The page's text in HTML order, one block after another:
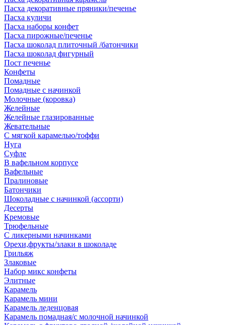
Пасха декоративные пряники/печенье
Пасха куличи
Пасха наборы конфет
Пасха пирожные/печенье
Пасха шоколад плиточный /батончики
Пасха шоколад фигурный
Пост печенье
Конфеты
Помадные
Помадные с начинкой
Молочные (коровка)
Желейные
Желейные глазированные
Жевательные
С мягкой карамелью/тоффи
Нуга
Суфле
В вафельном корпусе
Вафельные
Пралиновые
Батончики
Шоколадные с начинкой (ассорти)
Десерты
Кремовые
Трюфельные
С ликерными начинками
Орехи,фрукты/злаки в шоколаде
Грильяж
Злаковые
Набор микс конфеты
Элитные
Карамель
Карамель мини
Карамель леденцовая
Карамель помадная/с молочной начинкой